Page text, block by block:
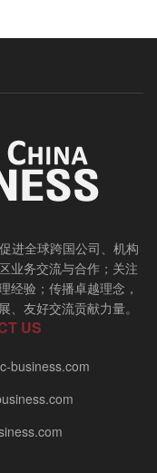
进全球跨国公司、机构
业务交流与合作；关注
经验；传播卓越理念，
、友好交流贡献力量。
US
business.com